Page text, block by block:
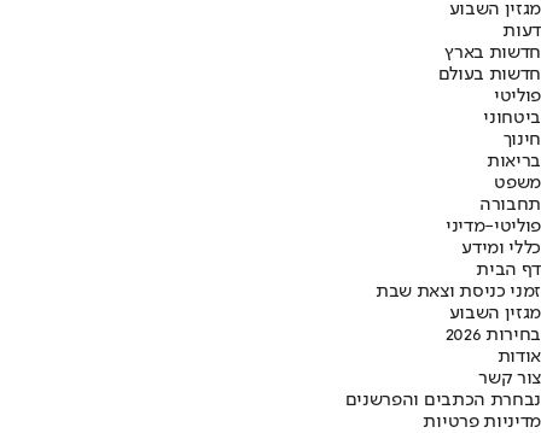
מגזין השבוע
דעות
חדשות בארץ
חדשות בעולם
פוליטי
ביטחוני
חינוך
בריאות
משפט
תחבורה
פוליטי-מדיני
כללי ומידע
דף הבית
זמני כניסת וצאת שבת
מגזין השבוע
בחירות 2026
אודות
צור קשר
נבחרת הכתבים והפרשנים
מדיניות פרטיות